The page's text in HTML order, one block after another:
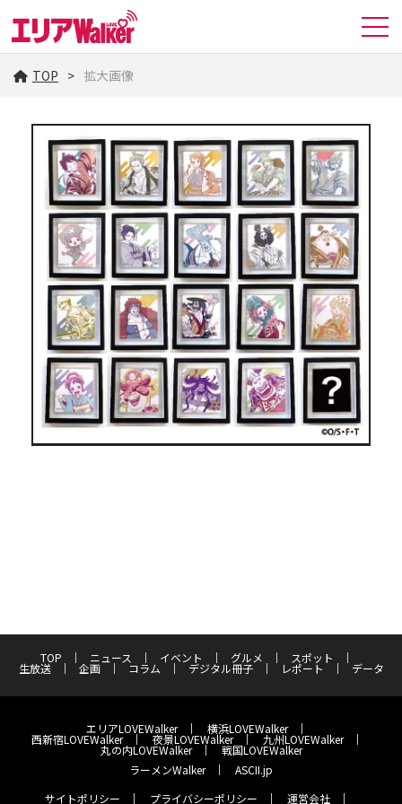
TOP 拡大画像
TOP ニュース イベント グルメ スポット
生放送 企画 コラム デジタル冊子 レポート データ
エリアLOVEWalker 横浜LOVEWalker
西新宿LOVEWalker 夜景LOVEWalker 九州LOVEWalker
丸の内LOVEWalker
戦国LOVEWalker
ラーメンWalker
ASCII.jp
サイトポリシー
プライバシーポリシー 運営会社